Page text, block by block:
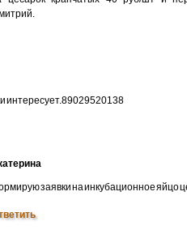
интересует.89029520138
заявки на инкубационное яйцо